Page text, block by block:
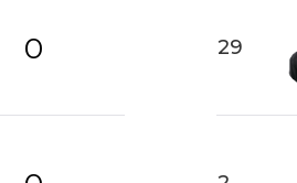
0 29